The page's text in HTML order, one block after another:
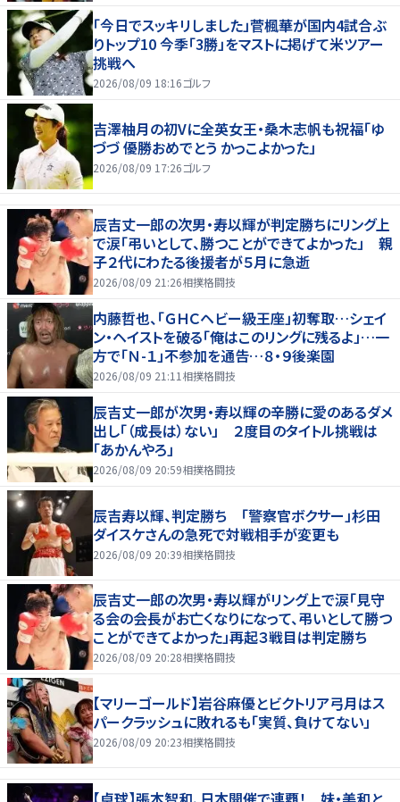
「今日でスッキリしました」菅楓華が国内4試合ぶ
りトップ10 今季「3勝」をマストに掲げて米ツアー
挑戦へ
2026/08/09 18:16ゴルフ
吉澤柚月の初Vに全英女王・桑木志帆も祝福「ゆ
づづ 優勝おめでとう かっこよかった」
2026/08/09 17:26ゴルフ
辰吉丈一郎の次男・寿以輝が判定勝ちにリング上
で涙「弔いとして、勝つことができてよかった」 親
子２代にわたる後援者が５月に急逝
2026/08/09 21:26相撲格闘技
内藤哲也、「ＧＨＣヘビー級王座」初奪取…シェイ
ン・ヘイストを破る「俺はこのリングに残るよ」…一
方で「Ｎ-１」不参加を通告…８・９後楽園
2026/08/09 21:11 相撲格闘技
辰吉丈一郎が次男・寿以輝の辛勝に愛のあるダメ
出し「（成長は）ない」 ２度目のタイトル挑戦は
「あかんやろ」
2026/08/09 20:59相撲格闘技
辰吉寿以輝、判定勝ち 「警察官ボクサー」杉田
ダイスケさんの急死で対戦相手が変更も
2026/08/09 20:39相撲格闘技
辰吉丈一郎の次男・寿以輝がリング上で涙「見守
る会の会長がお亡くなりになって、弔いとして勝つ
ことができてよかった」再起３戦目は判定勝ち
2026/08/09 20:28相撲格闘技
【マリーゴールド】岩谷麻優とビクトリア弓月はス
パークラッシュに敗れるも「実質、負けてない」
2026/08/09 20:23相撲格闘技